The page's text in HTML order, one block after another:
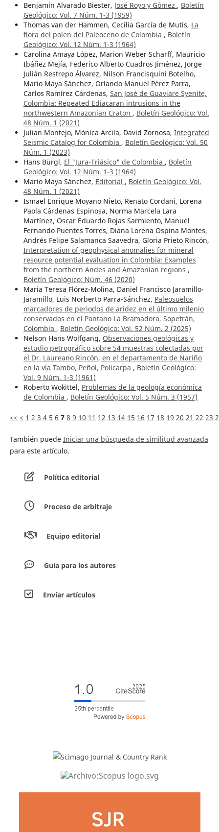
Benjamín Alvarado Biester, José Royo y Gómez , Boletín
Geológico: Vol. 7 Núm. 1-3 (1959)
Thomas van der Hammen, Cecilia García de Mutis, La
flora del polen del Paleoceno de Colombia , Boletín
Geológico: Vol. 12 Núm. 1-3 (1964)
Carolina Amaya López, Marion Weber Scharff, Mauricio
Ibáñez Mejía, Federico Alberto Cuadros Jiménez, Jorge
Julián Restrepo Álvarez, Nilson Francisquini Botelho,
Mario Maya Sánchez, Orlando Manuel Pérez Parra,
Carlos Ramírez Cárdenas, San José de Guaviare Syenite,
Colombia: Repeated Ediacaran intrusions in the
northwestern Amazonian Craton , Boletín Geológico: Vol.
48 Núm. 1 (2021)
Julian Montejo, Mónica Arcila, David Zornosa, Integrated
Seismic Catalog for Colombia , Boletín Geológico: Vol. 50
Núm. 1 (2023)
Hans Bürgl, El "Jura-Triásico" de Colombia , Boletín
Geológico: Vol. 12 Núm. 1-3 (1964)
Mario Maya Sánchez, Editorial , Boletín Geológico: Vol.
48 Núm. 1 (2021)
Ismael Enrique Moyano Nieto, Renato Cordani, Lorena
Paola Cárdenas Espinosa, Norma Marcela Lara
Martínez, Oscar Eduardo Rojas Sarmiento, Manuel
Fernando Puentes Torres, Diana Lorena Ospina Montes,
Andrés Felipe Salamanca Saavedra, Gloria Prieto Rincón,
Interpretation of geophysical anomalies for mineral
resource potential evaluation in Colombia: Examples
from the northern Andes and Amazonian regions ,
Boletín Geológico: Núm. 46 (2020)
Maria Teresa Flórez-Molina, Daniel Francisco Jaramillo-
Jaramillo, Luis Norberto Parra-Sánchez, Paleosuelos
marcadores de periodos de aridez en el último milenio
conservados en el Pantano La Bramadora, Sopetrán,
Colombia , Boletín Geológico: Vol. 52 Núm. 2 (2025)
Nelson Hans Wolfgang, Observaciones geológicas y
estudio petrográfico sobre 54 muestras colectadas por
el Dr. Laureano Rincón, en el departamento de Nariño
en la vía Tambo, Peñol, Policarpa , Boletín Geológico:
Vol. 9 Núm. 1-3 (1961)
Roberto Wokittel, Problemas de la geología económica
de Colombia , Boletín Geológico: Vol. 5 Núm. 3 (1957)
<< < 1 2 3 4 5 6 7 8 9 10 11 12 13 14 15 16 17 18 19 20 21 22 23
También puede Iniciar una búsqueda de similitud avanzada
para este artículo.
Política editorial
Proceso de arbitraje
Equipo editorial
Guía para los autores
Envíar artículos